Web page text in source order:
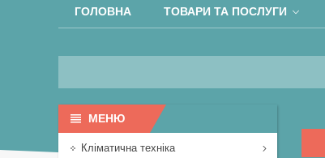
ГОЛОВНА ТОВАРИ ТА ПОСЛУГИ
Кліматична техніка